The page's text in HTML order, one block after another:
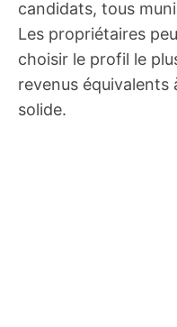
candidats, tous
Les propriétaires
choisir le profil le
revenus équivalents
solide.